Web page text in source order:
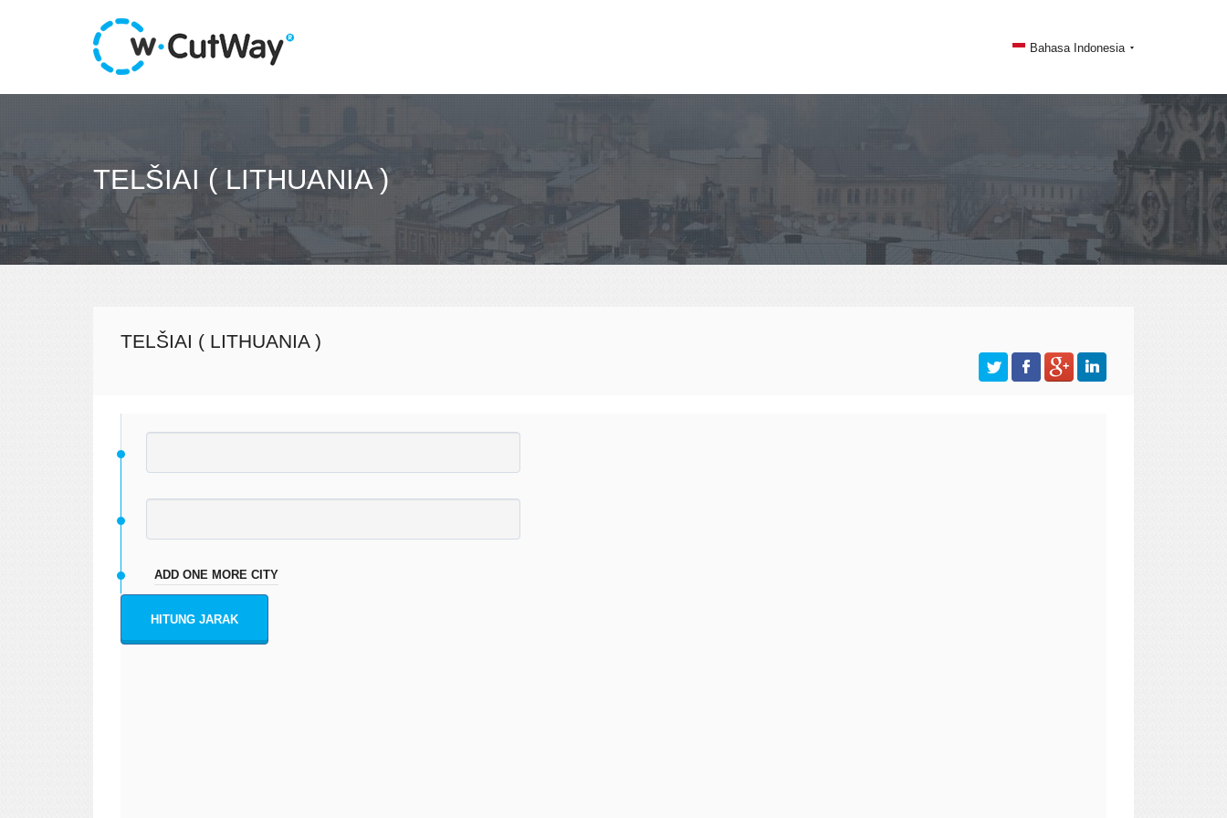
Bahasa Indonesia
TELŠIAI ( LITHUANIA )
TELŠIAI ( LITHUANIA )
ADD ONE MORE CITY
HITUNG JARAK